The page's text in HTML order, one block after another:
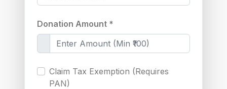
Donation Amount *
Claim Tax Exemption (Requires
PAN)